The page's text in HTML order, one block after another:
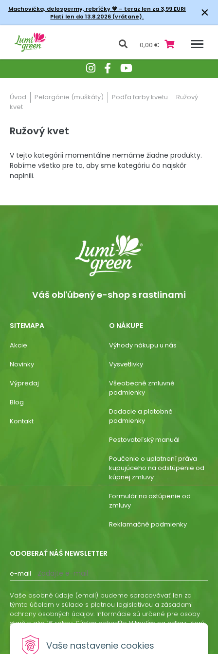
Vaše nastavenie cookies
Machovička, delospermy, rebríčky💚 – teraz len za 3,99 EUR!
Platí len do 13.8.2026 (vrátane).
×
0,00 €
Úvod Pelargónie (muškáty) Podľa farby kvetu
Ružový
kvet
Ružový kvet
V tejto kategórii momentálne nemáme žiadne produkty.
Robíme všetko pre to, aby sme kategóriu čo najskôr
naplnili.
Váš obľúbený e-shop s rastlinami
SITEMAPA
Akcie
Novinky
Výpredaj
Blog
Kontakt
O NÁKUPE
Výhody nákupu u nás
Vysvetlivky
Všeobecné zmluvné
podmienky
Dodacie a platobné
podmienky
Pestovateľský manuál
Poučenie o uplatnení práva
kupujúceho na odstúpenie od
kúpnej zmluvy
Formulár na ostúpenie od
zmluvy
Reklamačné podmienky
ODOBERAŤ NÁŠ NEWSLETTER
e-mail
Vaše osobné údaje (email) budeme spracovávať len za
týmto účelom v súlade s platnou legislatívou a zásadami
ochrany osobných údajov. Informácie sú určené pre osoby
staršie ako 16 rokov. Súhlas potvrdíte kliknutím na odkaz, ktorý
odvolať písomne, emailom alebo kliknutím na odkaz z
ktoréhokoľvek informačného emailu.